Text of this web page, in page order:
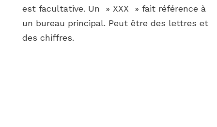
est facultative. Un » XXX » fait référence à
un bureau principal. Peut être des lettres et
des chiffres.